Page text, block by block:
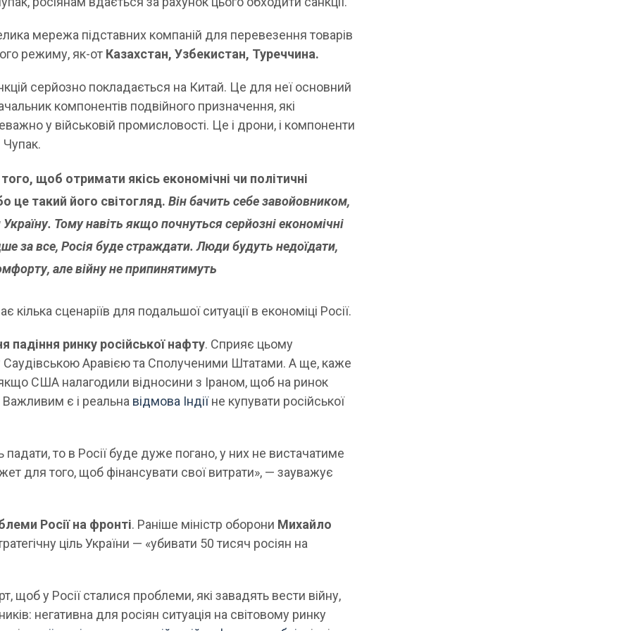
мережа підставних компаній для перевезення товарів
режиму, як-от Казахстан, Узбекистан, Туреччина.
серйозно покладається на Китай. Це для неї основний
компонентів подвійного призначення, які
у військовій промисловості. Це і дрони, і компоненти
щоб отримати якісь економічні чи політичні
це такий його світогляд.Він бачить себе завойовником,
Тому навіть якщо почнуться серйозні економічні
за все, Росія буде страждати. Люди будуть недоїдати,
але війну не припинятимуть
кілька сценаріїв для подальшої ситуації в економіці Росії.
падіння ринку російської нафту. Сприяє цьому
Аравією та Сполученими Штатами. А ще, каже
США налагодили відносини з Іраном, щоб на ринок
є і реальна відмова Індіїне купувати російської
падати, то в Росії буде дуже погано, у них не вистачатиме
для того, щоб фінансувати свої витрати», — зауважує
Росії на фронті. Раніше міністр оборони Михайло
ціль України — «убивати 50 тисяч росіян на
щоб у Росії сталися проблеми, які завадять вести війну,
негативна для росіян ситуація на світовому ринку